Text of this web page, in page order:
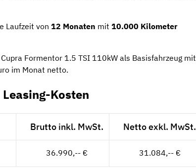
Laufzeit von 12 Monaten mit 10.000 Kilometer
Formentor 1.5 TSI 110kW als Basisfahrzeug mit
im Monat netto.
Kosten
Brutto inkl. MwSt. Netto exkl. MwSt.
36.990,-- € 31.084,-- €